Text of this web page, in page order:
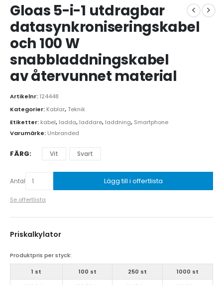
Gloas 5-i-1 utdragbar
datasynkroniseringskabel
och 100 W
snabbladdningskabel
av återvunnet material
Artikelnr: 124448
Kategorier: Kablar,Teknik
Etiketter: kabel, ladda, laddare, laddning, Smartphone
Varumärke: Unbranded
FÄRG Vit Svart
Antal Lägg till i offertlista
Se offertlista
Priskalkylator
Produktpris per styck:
1 st 100 st 250 st
1000 st